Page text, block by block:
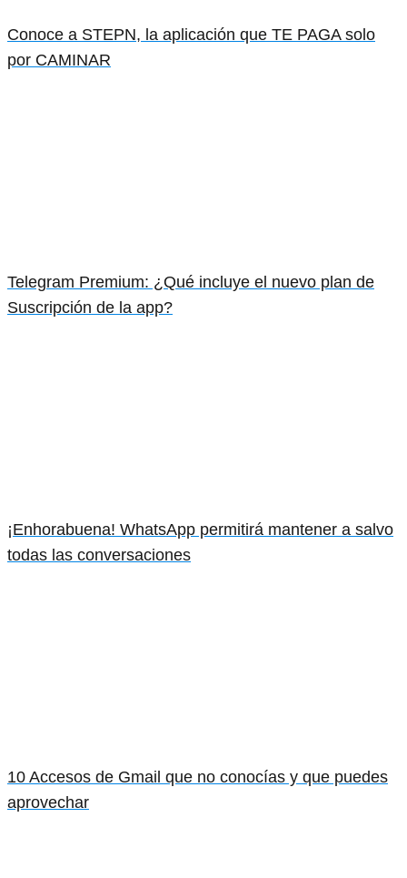
Conoce a STEPN, la aplicación que TE PAGA solo
por CAMINAR
Telegram Premium: ¿Qué incluye el nuevo plan de
Suscripción de la app?
¡Enhorabuena! WhatsApp permitirá mantener a salvo
todas las conversaciones
10 Accesos de Gmail que no conocías y que puedes
aprovechar